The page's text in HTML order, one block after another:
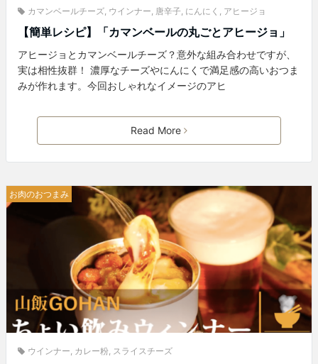
カマンベールチーズ, ウインナー, 唐辛子, にんにく , アヒージョ
【簡単レシピ】「カマンベールの丸ごとアヒージョ」
アヒージョとカマンベールチーズ？意外な組み合わせですが、
実は相性抜群！ 濃厚なチーズやにんにくで満足感の高いおつま
みが作れます。今回おしゃれなイメージのアヒ
Read More
お肉のおつまみ
ウインナー, カレー粉, スライスチーズ